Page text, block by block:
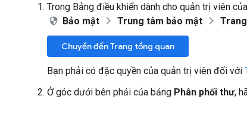
Trong Bảng điều khiển dành cho quản trị viên
Bảo mật
Trung tâm bảo mật
Chuyển đến Trang tổng quan
Bạn phải có đặc quyền của quản trị viên đối với
Ở góc dưới bên phải của bảng Phân phối thư,